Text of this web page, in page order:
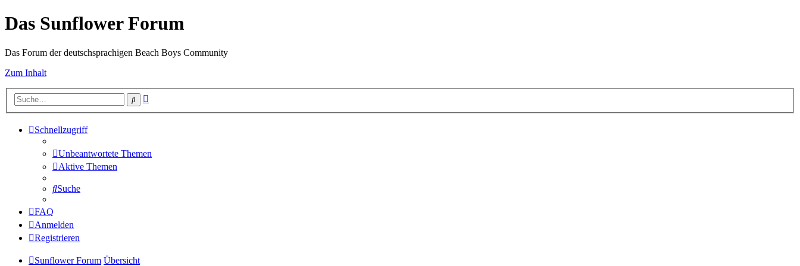
Das Sunflower Forum
Das Forum der deutschsprachigen Beach Boys Community
Zum Inhalt
Suche
Schnellzugriff
Unbeantwortete Themen
Aktive Themen
Suche
FAQ
Anmelden
Registrieren
Sunflower Forum Übersicht